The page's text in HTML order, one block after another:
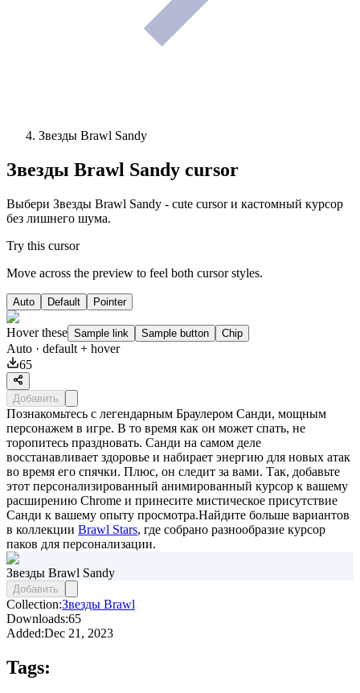
Звезды Brawl Sandy
Звезды Brawl Sandy cursor
Выбери Звезды Brawl Sandy - cute cursor и кастомный курсор
без лишнего шума.
Try this cursor
Move across the preview to feel both cursor styles.
Auto Default Pointer
Hover these Sample link Sample button Chip
Auto · default + hover
65
Добавить
Познакомьтесь с легендарным Браулером Санди, мощным
персонажем в игре. В то время как он может спать, не
торопитесь праздновать. Санди на самом деле
восстанавливает здоровье и набирает энергию для новых атак
во время его спячки. Плюс, он следит за вами. Так, добавьте
этот персонализированный анимированный курсор к вашему
расширению Chrome и принесите мистическое присутствие
Санди к вашему опыту просмотра.Найдите больше вариантов
в коллекции Brawl Stars, где собрано разнообразие курсор
паков для персонализации.
Звезды Brawl Sandy
Добавить
Collection:Звезды Brawl
Downloads:65
Added:Dec 21, 2023
Tags: